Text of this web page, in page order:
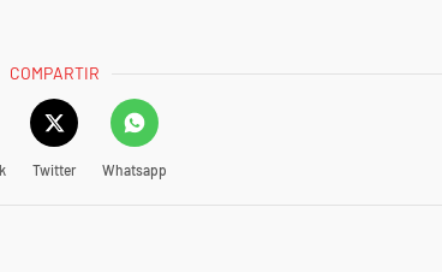
COMPARTIR
Twitter Whatsapp